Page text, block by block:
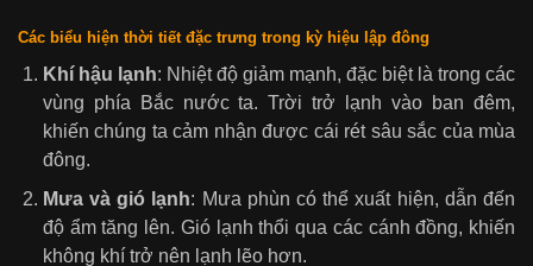
Các biểu hiện thời tiết đặc trưng trong kỳ hiệu lập đông
Khí hậu lạnh: Nhiệt độ giảm mạnh, đặc biệt là trong các
vùng phía Bắc nước ta. Trời trở lạnh vào ban đêm,
khiến chúng ta cảm nhận được cái rét sâu sắc của mùa
đông.
Mưa và gió lạnh: Mưa phùn có thể xuất hiện, dẫn đến
độ ẩm tăng lên. Gió lạnh thổi qua các cánh đồng, khiến
không khí trở nên lạnh lẽo hơn.